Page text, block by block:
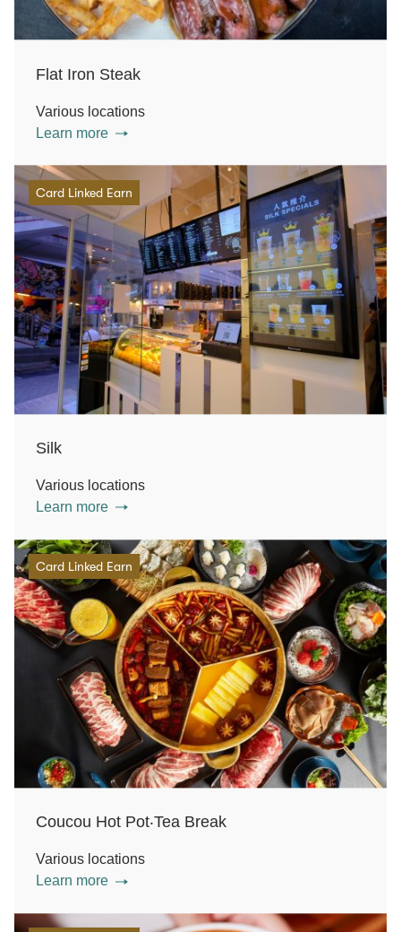
Flat Iron Steak
Various locations
Learn more
Card Linked Earn
Silk
Various locations
Learn more
Card Linked Earn
Coucou Hot Pot‧Tea Break
Various locations
Learn more